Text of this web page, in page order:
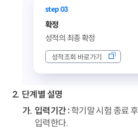
step 03
확정
성적의 최종 확정
성적조회 바로가기
단계별 설명
입력기간 :학기말 시험 종료
입력한다.